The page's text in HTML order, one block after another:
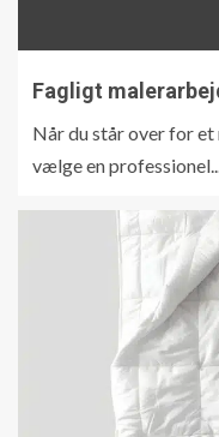
Fagligt
Når du står over for
vælge en